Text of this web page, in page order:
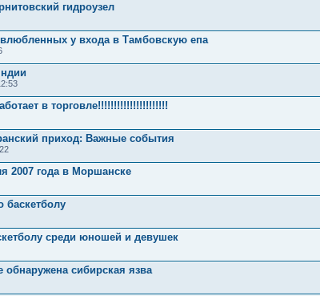
гидроузел
у входа в Тамбовскую епа
в торговле!!!!!!!!!!!!!!!!!!!!!!
приход: Важные события
2007 года в Моршанске
баскетболу
среди юношей и девушек
сибирская язва